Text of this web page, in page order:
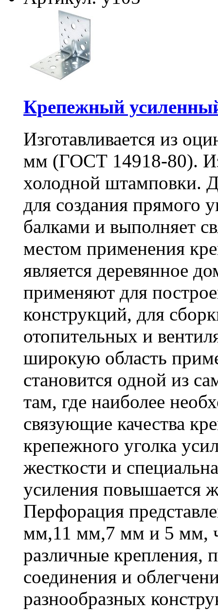
Крепежный
Изготавливается из
мм (ГОСТ 14918-80).
холодной штамповки.
для создания прямого
балками и выполняет
местом применения
является деревянное
применяют для
конструкций, для
отопительных и
широкую область
становится одной из
там, где наиболее
связующие качества
крепежного уголка
жесткости и
усиления повышается
Перфорация
мм,11 мм,7 мм и 5 мм,
различные
соединения и
разнообразных